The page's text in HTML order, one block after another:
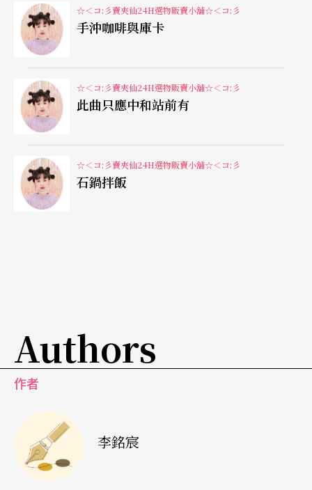
動。如同先前提及的，這個工作坊立意在彙整與溯
源，從工作經驗中提取可能的工作╱美學方法，進
而可能轉為工具或技術。雖然就像一開始說的，從
聊聊開始，從抱怨開始，但我們並不是要得到「下
次再注意點吧」「以後別合作了吧」或是「只能盡
量忍耐」「這種時候就是要硬回去」「再撐一下
（拍）」等爾爾的結論或應對做法。
從跟別的導演是如何工作的談起、其他製作是如何
驗演出，又或者，結合街舞的全台語演出、偏鄉走
演的兒童偶戲、或新文本或老經典的翻譯文本話劇
內密集彩排演出，時不時拍個MV、教個課、跑工作
坊、試鏡、audition等，這樣的切換細思之下總讓
我震撼，同時這也再產生了另一種對照，所謂“in h
☆＜コ:彡賣夾仙24H選物販賣小舖☆＜コ:彡
手沖咖啡與庫卡
☆＜コ:彡賣夾仙24H選物販賣小舖☆＜コ:彡
此曲只應中和站前有
☆＜コ:彡賣夾仙24H選物販賣小舖☆＜コ:彡
石鍋拌飯
Authors
作者
李銘宸